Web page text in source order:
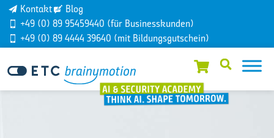
Kontakt
Blog
+49 (0) 89 95459440 (für Businesskunden)
+49 (0) 89 4444 39640 (mit Bildungsgutschein)